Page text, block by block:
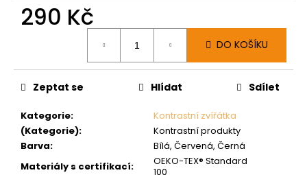
290 Kč
DO KOŠÍKU
Kategorie:
Kontrastní zvířátka
(Kategorie):
Kontrastní produkty
Barva:
Bílá, Červená, Černá
Materiály s certifikací:
OEKO-TEX® Standard
100
Zeptat se Hlídat Sdílet